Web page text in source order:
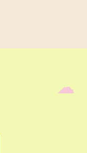
‎ ‎‎ ☁︎‎‎